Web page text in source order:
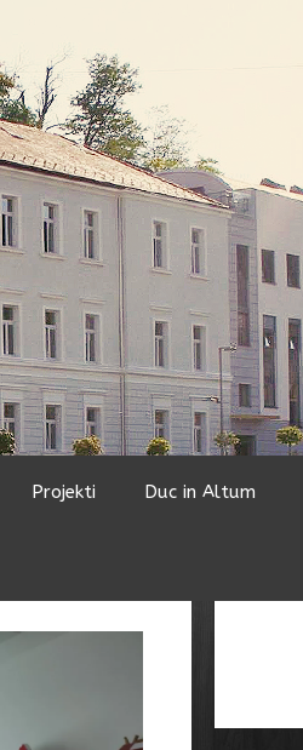
Projekti Duc in Altum